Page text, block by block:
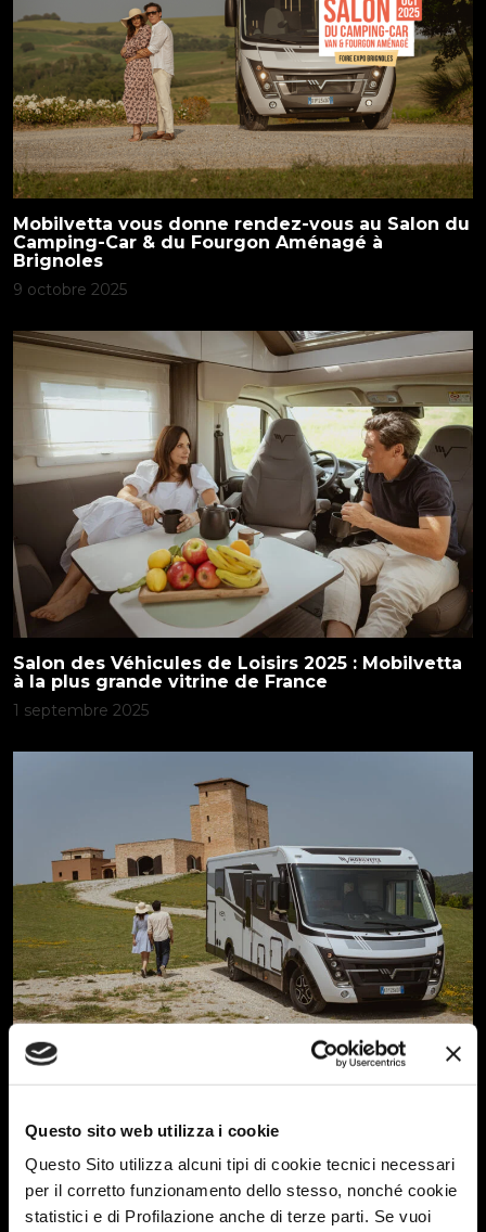
Questo sito web utilizza i cookie
Questo Sito utilizza alcuni tipi di cookie tecnici necessari
per il corretto funzionamento dello stesso, nonché cookie
statistici e di Profilazione anche di terze parti. Se vuoi
Mobilvetta vous donne rendez-vous au Salon du
Camping-Car & du Fourgon Aménagé à
Brignoles
9 octobre 2025
Salon des Véhicules de Loisirs 2025 : Mobilvetta
à la plus grande vitrine de France
1 septembre 2025
Salons d’été et Portes ouvertes des
29 juillet 2025